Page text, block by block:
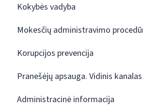
Kokybės vadyba
Mokesčių administravimo
Korupcijos prevencija
Pranešėjų apsauga. Vidinis kanalas
Administracinė informacija